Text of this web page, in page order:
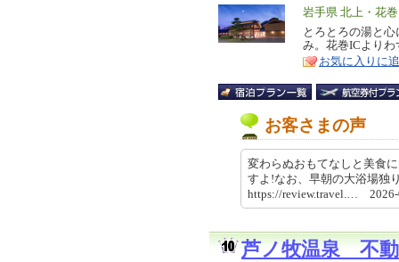
エ
リ
ア
岩手県 北上・花
特
徴
とろとろの湯と
み。花巻ICより
お気に入りに
お客さまの声
変わらぬおもてなしと美食
すよ!なお、早朝の大浴場
https://review.travel.…
芦ノ牧温泉 不